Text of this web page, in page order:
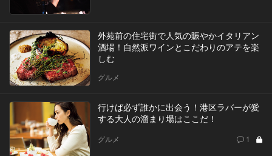
外苑前の住宅街で人気の賑やかイタリアン
酒場！自然派ワインとこだわりのアテを楽
しむ
グルメ
行けば必ず誰かに出会う！港区ラバーが愛
する大人の溜まり場はここだ！
グルメ 1